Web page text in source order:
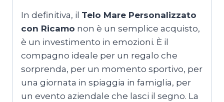
In definitiva, il Telo Mare Personalizzato
con Ricamo non è un semplice acquisto,
è un investimento in emozioni. È il
compagno ideale per un regalo che
sorprenda, per un momento sportivo, per
una giornata in spiaggia in famiglia, per
un evento aziendale che lasci il segno. La